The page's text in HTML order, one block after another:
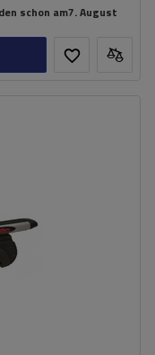
schon am7. August